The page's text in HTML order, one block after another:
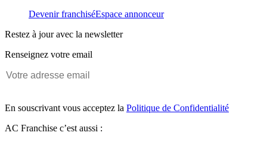
Devenir franchiséEspace annonceur
Restez à jour avec la newsletter
Renseignez votre email
En souscrivant vous acceptez la Politique de Confidentialité
AC Franchise c’est aussi :